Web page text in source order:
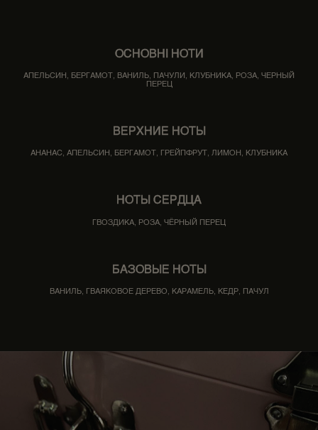
ОСНОВНІ НОТИ
АПЕЛЬСИН, БЕРГАМОТ, ВАНИЛЬ, ПАЧУЛИ, КЛУБНИКА, РОЗА, ЧЕРНЫЙ
ПЕРЕЦ
ВЕРХНИЕ НОТЫ
АНАНАС, АПЕЛЬСИН, БЕРГАМОТ, ГРЕЙПФРУТ, ЛИМОН, КЛУБНИКА
НОТЫ СЕРДЦА
ГВОЗДИКА, РОЗА, ЧЁРНЫЙ ПЕРЕЦ
БАЗОВЫЕ НОТЫ
ВАНИЛЬ, ГВАЯКОВОЕ ДЕРЕВО, КАРАМЕЛЬ, КЕДР, ПАЧУЛ